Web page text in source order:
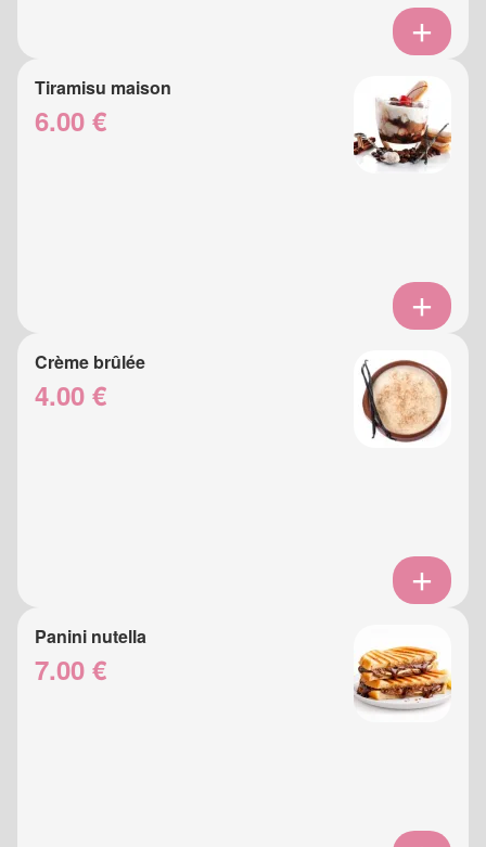
Tiramisu maison
6.00 €
Crème brûlée
4.00 €
Panini nutella
7.00 €